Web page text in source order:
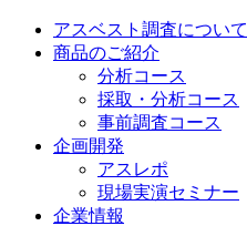
アスベスト調査について
商品のご紹介
分析コース
採取・分析コース
事前調査コース
企画開発
アスレポ
現場実演セミナー
企業情報